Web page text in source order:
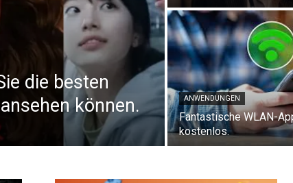
die besten
können.
ANWENDUNGEN
Fantastische WLAN-
kostenlos.